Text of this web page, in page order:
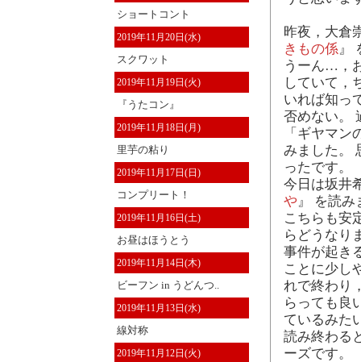
ショートコント
2019年11月20日(水)
スクワット
2019年11月19日(火)
『うたコン』
2019年11月18日(月)
里芋の粘り
2019年11月17日(日)
コンプリート！
2019年11月16日(土)
お昼はほうとう
2019年11月14日(木)
ビーフン in うどんつ..
2019年11月13日(水)
線対称
2019年11月12日(火)
昨夜，大倉
きもの係 』
うーん…，
していて，
いれば知っ
否めない。
「ギヤマ
みました。
ったです。
今日は坂井
や 』 を読み
こちらも安
らどうなり
事件が起き
ことに少し
れで終わり
らっても良
ているみた
読み終わる
ーズです。